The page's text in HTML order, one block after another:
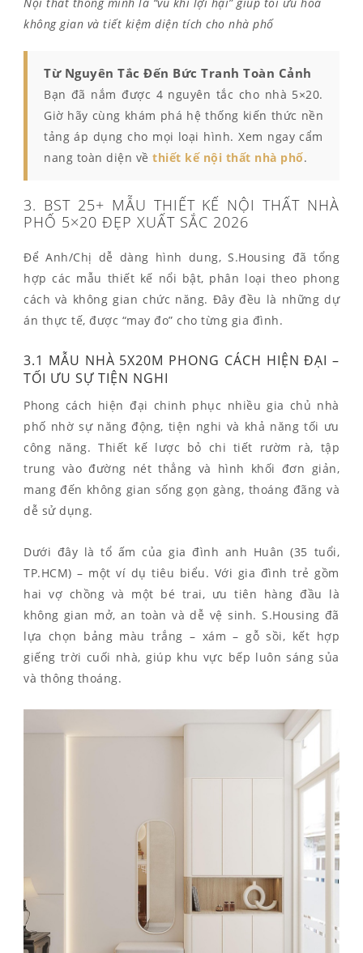
không gian và tiết kiệm diện tích cho nhà phố
Từ Nguyên Tắc Đến Bức Tranh Toàn Cảnh
Bạn đã nắm được 4 nguyên tắc cho nhà 5×20.
Giờ hãy cùng khám phá hệ thống kiến thức nền
tảng áp dụng cho mọi loại hình. Xem ngay cẩm
nang toàn diện về thiết kế nội thất nhà phố.
3. BST 25+ MẪU THIẾT KẾ NỘI THẤT NHÀ
PHỐ 5×20 ĐẸP XUẤT SẮC 2026
Để Anh/Chị dễ dàng hình dung, S.Housing đã tổng
hợp các mẫu thiết kế nổi bật, phân loại theo phong
cách và không gian chức năng. Đây đều là những dự
án thực tế, được “may đo” cho từng gia đình.
3.1 MẪU NHÀ 5X20M PHONG CÁCH HIỆN ĐẠI –
TỐI ƯU SỰ TIỆN NGHI
Phong cách hiện đại chinh phục nhiều gia chủ nhà
phố nhờ sự năng động, tiện nghi và khả năng tối ưu
công năng. Thiết kế lược bỏ chi tiết rườm rà, tập
trung vào đường nét thẳng và hình khối đơn giản,
mang đến không gian sống gọn gàng, thoáng đãng và
dễ sử dụng.
Dưới đây là tổ ấm của gia đình anh Huân (35 tuổi,
TP.HCM) – một ví dụ tiêu biểu. Với gia đình trẻ gồm
hai vợ chồng và một bé trai, ưu tiên hàng đầu là
không gian mở, an toàn và dễ vệ sinh. S.Housing đã
lựa chọn bảng màu trắng – xám – gỗ sồi, kết hợp
giếng trời cuối nhà, giúp khu vực bếp luôn sáng sủa
và thông thoáng.